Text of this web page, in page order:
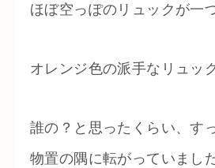
ほぼ空っぽのリュックが一
オレンジ色の派手なリュッ
誰の？と思ったくらい、す
物置の隅に転がっていました